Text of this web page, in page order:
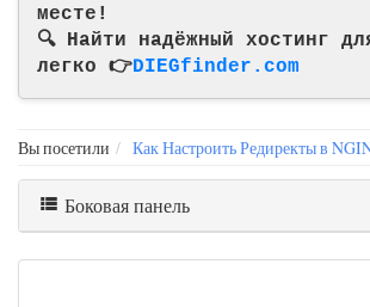
месте!
🔍 Найти надёжный хостинг
легко 👉DIEGfinder.com
Вы посетили Как Настроить Редиректы в
Боковая панель